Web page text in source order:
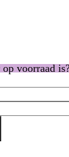
voorraad